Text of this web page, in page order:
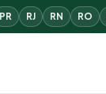
PR RJ RN RO